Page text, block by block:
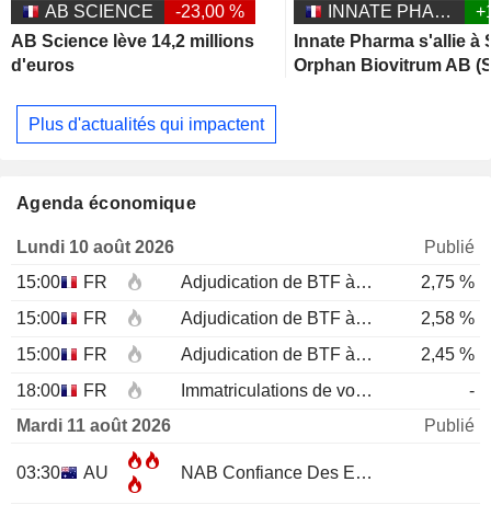
AB SCIENCE
-23,00 %
AB Science lève 14,2 millions
d'euros
INNATE PHARMA
Innate Pharma s'allie à
Orphan Biovitrum AB
Plus d'actualités qui impactent
Agenda économique
Lundi 10 août 2026
Publié
15:00
FR Adjudication de BTF à 12 mois
2,75 %
15:00
FR Adjudication de BTF à 6 mois
2,58 %
15:00
FR Adjudication de BTF à 3 mois
2,45 %
18:00
FR Immatriculations de voitures neuves (annuelles)
-
Mardi 11 août 2026
Publié
03:30 AU NAB Confiance Des Entreprises